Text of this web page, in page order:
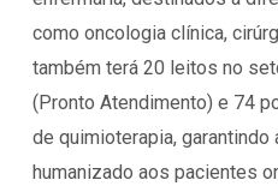
como oncologia clínica,
também terá 20 leitos no
(Pronto Atendimento) e 74
de quimioterapia,
humanizado aos pacientes